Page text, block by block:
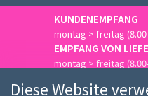
KUNDENEMPFANG
montag > freitag
EMPFANG VON
montag > freitag
Diese Website